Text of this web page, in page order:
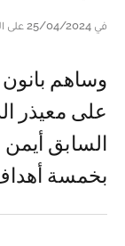
في 25/04/2024 على الساعة 11:35
و ساهم بانون الرجاوي السابق في فوز فريقه
على معيذر
السابق
بخمسة